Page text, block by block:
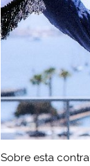
Sobre esta